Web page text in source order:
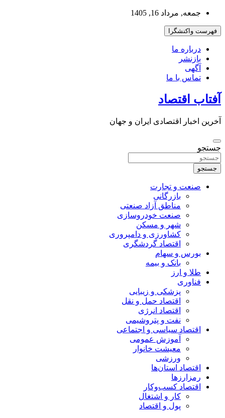
بروید
جمعه, مرداد 16, 1405
فهرست واکنشگرا
درباره ما
بازنشر
آگهی
تماس با ما
آفتاب اقتصاد
آخرین اخبار اقتصادی ایران و جهان
جستجو
جستجو
صنعت و تجارت
بازرگانی
مناطق آزاد صنعتی
صنعت خودروسازی
شهر و مسکن
کشاورزی و دامپروری
اقتصاد گردشگری
بورس و سهام
بانک و بیمه
طلا و ارز
فناوری
پزشکی و زیبایی
اقتصاد حمل و نقل
اقتصاد انرژی
نفت و پتروشیمی
اقتصاد سیاسی و اجتماعی
آموزش عمومی
معیشت خانوار
ورزشی
اقتصاد استان‌ها
رمزارزها
اقتصاد کسب‌و‌کار
کار و اشتغال
پول و اقتصاد